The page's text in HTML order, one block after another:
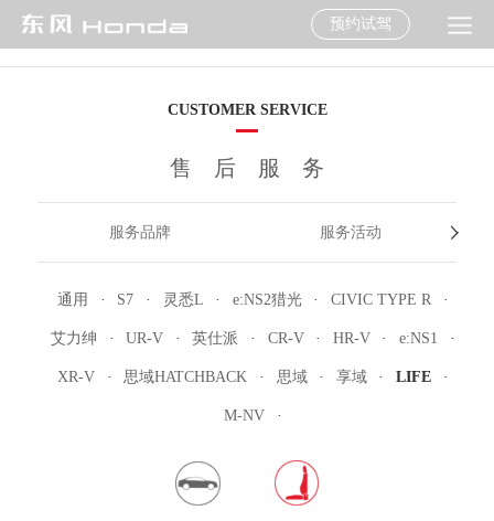
预约试驾
CUSTOMER SERVICE
售后服务
服务品牌
服务活动
增值服务
售后服务承诺书
通用 · S7 · 灵悉L · e:NS2猎光 · CIVIC TYPE R ·
艾力绅 · UR-V · 英仕派 · CR-V · HR-V · e:NS1 ·
XR-V · 思域HATCHBACK · 思域 · 享域 · LIFE ·
M-NV ·